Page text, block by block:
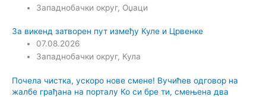
Западнобачки округ, Оџаци
За викенд затворен пут између Куле и Црвенке
07.08.2026
Западнобачки округ, Кула
Почела чистка, ускоро нове смене! Вучићев одговор на
жалбе грађана на порталу Ко си бре ти, смењена два